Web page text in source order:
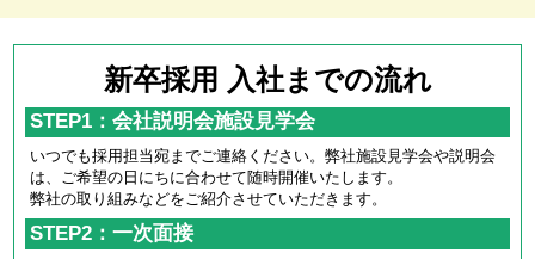
新卒採用 入社までの流れ
STEP1：会社説明会施設見学会
いつでも採用担当宛までご連絡ください。弊社施設見学会や説明会
は、ご希望の日にちに合わせて随時開催いたします。
弊社の取り組みなどをご紹介させていただきます。
STEP2：一次面接